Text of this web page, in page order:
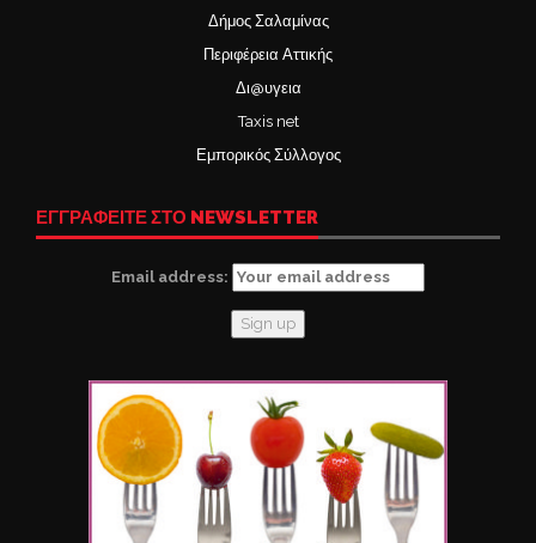
Δήμος Σαλαμίνας
Περιφέρεια Αττικής
Δι@υγεια
Taxis net
Εμπορικός Σύλλογος
ΕΓΓΡΑΦΕΙΤΕ ΣΤΟ NEWSLETTER
Email address: